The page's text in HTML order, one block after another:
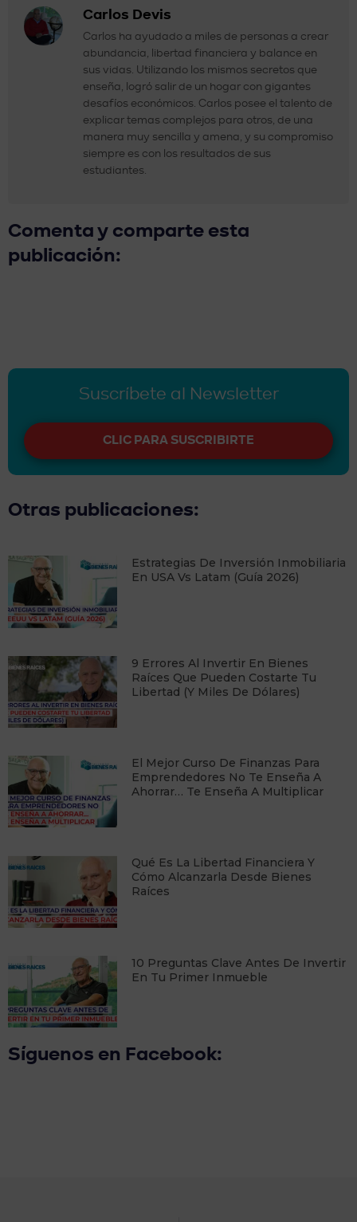
Carlos Devis
Carlos ha ayudado a miles de personas a crear
abundancia, libertad financiera y balance en
sus vidas. Utilizando los mismos secretos que
enseña, logró salir de un hogar con gigantes
desafíos económicos. Carlos posee el talento de
explicar temas complejos para otros, de una
manera muy sencilla y amena, y su compromiso
siempre es con los resultados de sus
estudiantes.
Comenta y comparte esta
publicación:
Suscríbete al Newsletter
CLIC PARA SUSCRIBIRTE
Otras publicaciones:
Estrategias De Inversión Inmobiliaria
En USA Vs Latam (Guía 2026)
9 Errores Al Invertir En Bienes
Raíces Que Pueden Costarte Tu
Libertad (y Miles De Dólares)
​El Mejor Curso De Finanzas Para
Emprendedores No Te Enseña A
Ahorrar… Te Enseña A Multiplicar
Qué Es La Libertad Financiera Y
Cómo Alcanzarla Desde Bienes
Raíces
10 Preguntas Clave Antes De Invertir
En Tu Primer Inmueble
Síguenos en Facebook: